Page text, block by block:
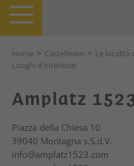
Home > Castelfeder > Le località
Luoghi d'interesse
Amplatz
Piazza della Chiesa 10
39040 Montagna s.S.d.V.
info@amplatz1523.com